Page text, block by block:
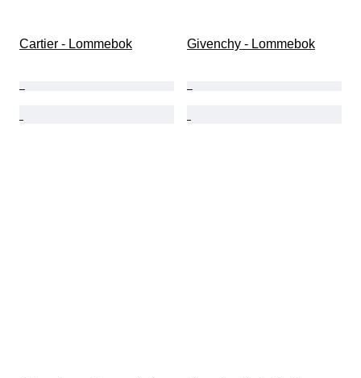
Cartier - Lommebok Givenchy - Lommebok